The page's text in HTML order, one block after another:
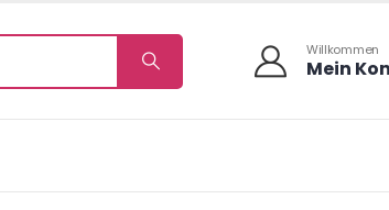
Willkommen
Mein